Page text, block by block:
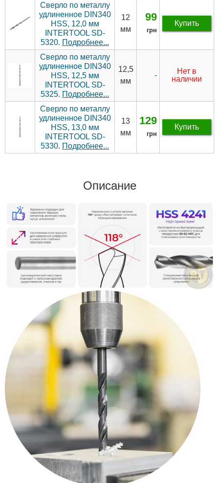
Сверло по металлу
удлиненное DIN340
HSS, 12,0 мм
INTERTOOL SD-
5320. Подробнее...
12
мм
99
грн
Купить
Сверло по металлу
удлиненное DIN340
HSS, 12,5 мм
INTERTOOL SD-
5325. Подробнее...
12,5
мм
-
Нет в
наличии
Сверло по металлу
удлиненное DIN340
HSS, 13,0 мм
INTERTOOL SD-
5330. Подробнее...
13
мм
129
грн
Купить
Описание